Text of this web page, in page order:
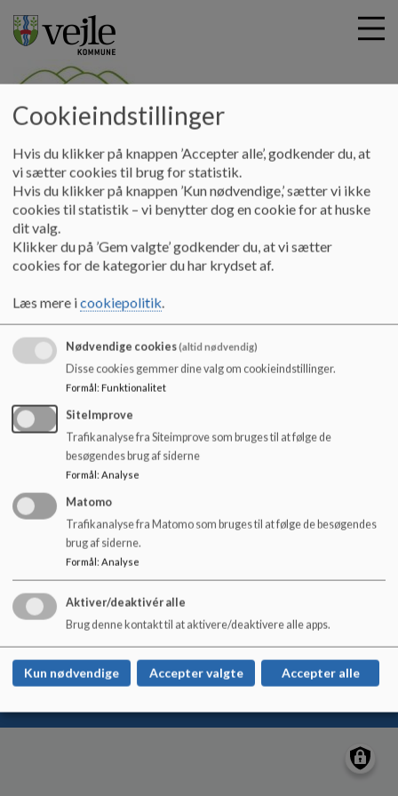
i
Velkommen til Firehøjeskolen
Om Firehøjeskolen Indsatsområder skoleåret 2023-24
Indsatsområder for Firehøjeskolen
Efter den årlige gennemgang af alle data med Uddannelse og
næste skoleår at have en særlig indsats ift. elevfravær og
trivsel.
Firehøjeskolen
Tørskindvej 3, 7182 Bredsten
firehoejeskolen@vejle.dk
+45 76 81 43 20
EAN NR. 5790000396153
Tilgængelighedserklæring
Sitemap
Cookie politik
Cookieindstillinger
Hvis du klikker på knappen ’Accepter alle’, godkender du, at
vi sætter cookies til brug for statistik.
Hvis du klikker på knappen ’Kun nødvendige,’ sætter vi ikke
cookies til statistik – vi benytter dog en cookie for at huske
dit valg.
Klikker du på ’Gem valgte’ godkender du, at vi sætter
cookies for de kategorier du har krydset af.
Læs mere icookiepolitik.
Nødvendige cookies(altid nødvendig)
Disse cookies gemmer dine valg om cookieindstillinger.
Formål: Funktionalitet
SiteImprove
Trafikanalyse fra Siteimprove som bruges til at følge de
besøgendes brug af siderne
Formål: Analyse
Matomo
Trafikanalyse fra Matomo som bruges til at følge de besøgendes
brug af siderne.
Formål: Analyse
Aktiver/deaktivér alle
Brug denne kontakt til at aktivere/deaktivere alle apps.
Kun nødvendige Accepter valgte Accepter alle